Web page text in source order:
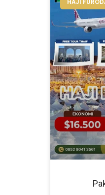
HAJI